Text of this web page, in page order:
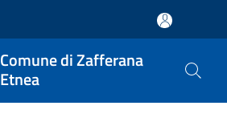
Comune di Zafferana
Etnea